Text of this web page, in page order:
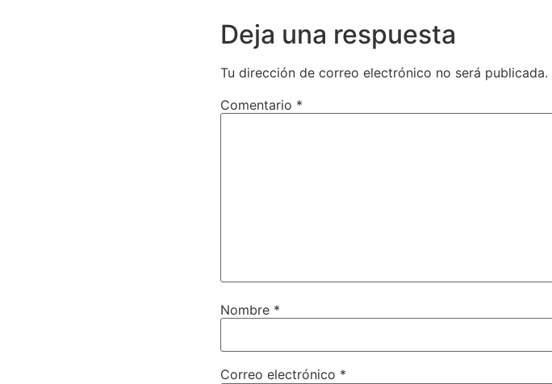
Deja una respuesta
Tu dirección de correo electrónico no será publicada.
Comentario *
Nombre *
Correo electrónico *